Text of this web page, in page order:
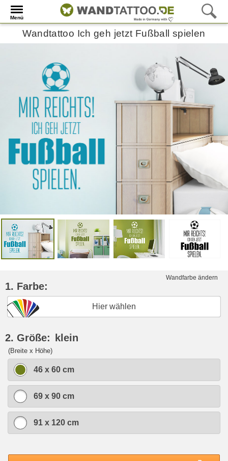
Menü
Wandtattoo Ich geh jetzt Fußball spielen
Wandfarbe ändern
1. Farbe:
Hier wählen
2. Größe: klein
(Breite x Höhe)
46 x 60 cm
69 x 90 cm
91 x 120 cm